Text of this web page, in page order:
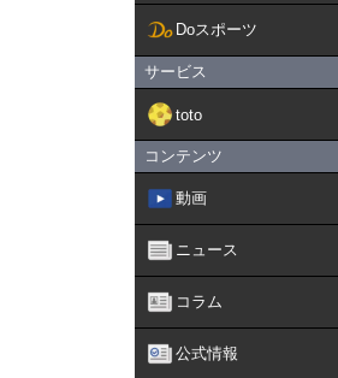
Doスポーツ
サービス
toto
コンテンツ
動画
ニュース
コラム
公式情報